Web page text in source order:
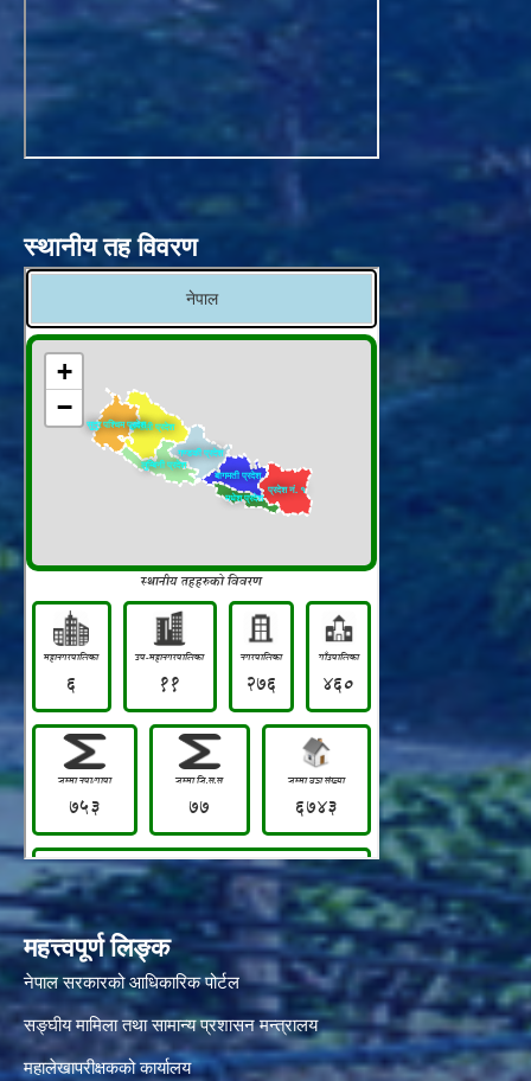
स्थानीय तह विवरण
महत्त्वपूर्ण लिङ्क
नेपाल सरकारको आधिकारिक पोर्टल
सङ्‍घीय मामिला तथा सामान्य प्रशासन मन्त्रालय
महालेखापरीक्षकको कार्यालय